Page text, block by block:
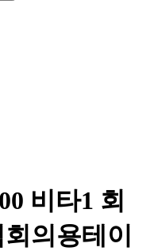
비타1 회
의용테이